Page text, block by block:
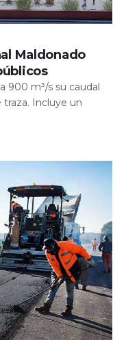
Maldonado
900 m³/s su caudal
Incluye un